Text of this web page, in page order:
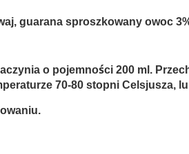
guarana sproszkowany owoc
o pojemności 200 ml.
70-80 stopni Celsjusza,